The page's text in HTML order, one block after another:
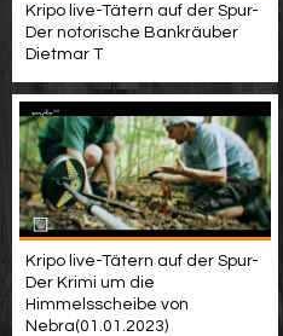
Kripo live-Tätern auf der Spur-
Der notorische Bankräuber
Dietmar T
Kripo live-Tätern auf der Spur-
Der Krimi um die
Himmelsscheibe von
Nebra(01.01.2023)